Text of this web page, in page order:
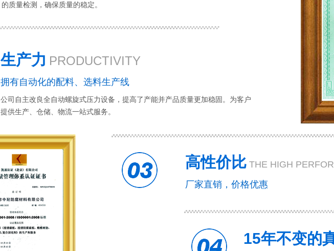
的质量检测，确保质量的稳定。
生产力 PRODUCTIVITY
拥有自动化的配料、选料生产线
公司自主改良全自动螺旋式压力设备，提高了产能并产品质量更加稳固。为客户
提供生产、仓储、物流一站式服务。
高性价比 THE HIGH
厂家直销，价格优惠
15年不变的